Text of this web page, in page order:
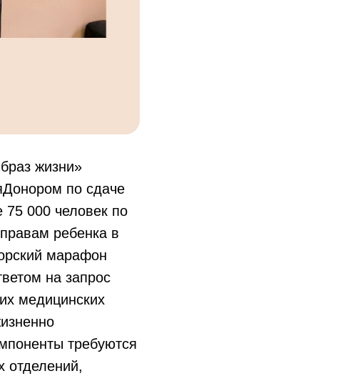
жизни»
по сдаче
000 человек по
ребенка в
марафон
на запрос
медицинских
требуются
отделений,